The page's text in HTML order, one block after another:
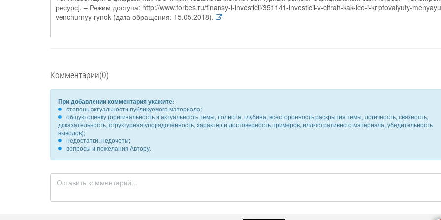
ресурс]. – Режим доступа: http://www.forbes.ru/finansy-i-investicii/351141-investicii-v-cifrah-kak-ico-i-kriptovalyuty-
venchurnyy-rynok (дата обращения: 15.05.2018).
Комментарии(0)
При добавлении комментария укажите:
степень актуальности публикуемого материала;
общую оценку (оригинальность и актуальность темы, полнота, глубина, всесторонность раскрытия темы, логичность, связность,
доказательность, структурная упорядоченность, характер и достоверность примеров, иллюстративного материала, убедительность
выводов);
недостатки, недочеты;
вопросы и пожелания Автору.